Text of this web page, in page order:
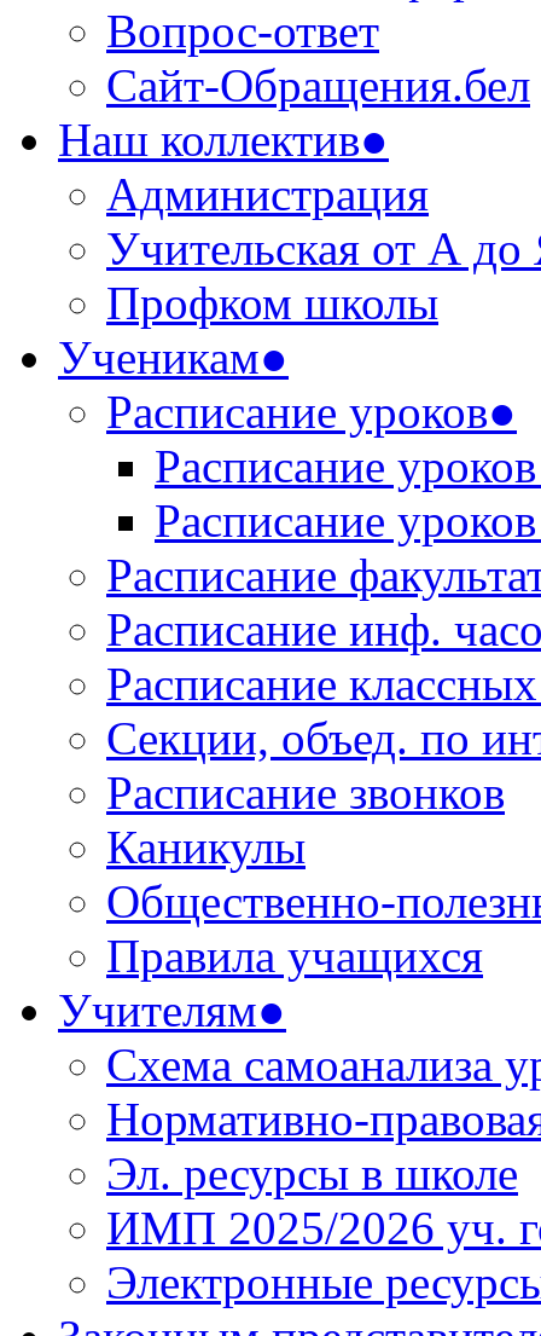
Вопрос-ответ
Сайт-Обращения.бел
Наш коллектив●
Администрация
Учительская от А до
Профком школы
Ученикам●
Расписание уроков●
Расписание
Расписание
Расписание
Расписание инф.
Расписание
Секции, объед. по
Расписание звонков
Каникулы
Общественно-
Правила учащихся
Учителям●
Схема самоанализа
Нормативно-
Эл. ресурсы в школе
ИМП 2025/2026 уч.
Электронные